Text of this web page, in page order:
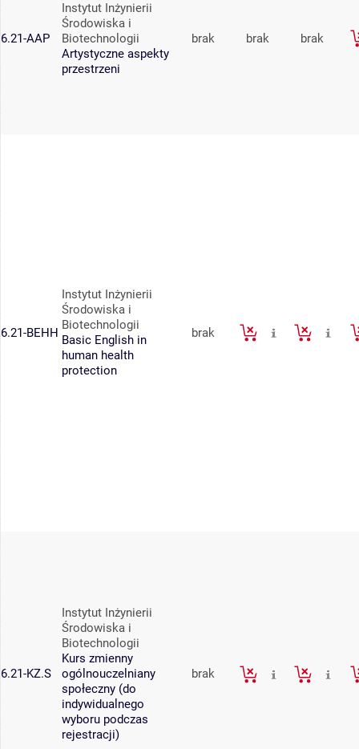
6.21-AAP
Instytut Inżynierii
Środowiska i
Biotechnologii
Artystyczne aspekty
przestrzeni
brak brak brak
6.21-BEHH
Instytut Inżynierii
Środowiska i
Biotechnologii
Basic English in
human health
protection
brak
6.21-KZ.S
Instytut Inżynierii
Środowiska i
Biotechnologii
Kurs zmienny
ogólnouczelniany
społeczny (do
indywidualnego
wyboru podczas
rejestracji)
brak